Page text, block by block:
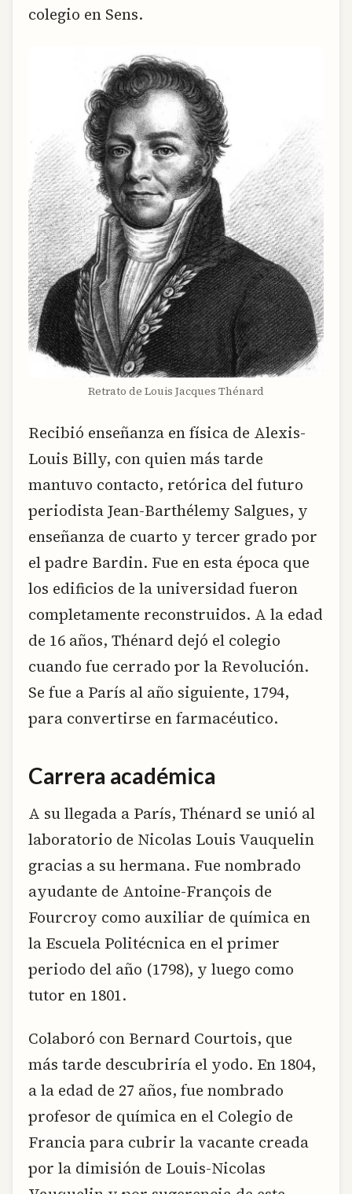
colegio en Sens.
Retrato de Louis Jacques Thénard
Recibió enseñanza en física de Alexis-
Louis Billy, con quien más tarde
mantuvo contacto, retórica del futuro
periodista Jean-Barthélemy Salgues, y
enseñanza de cuarto y tercer grado por
el padre Bardin. Fue en esta época que
los edificios de la universidad fueron
completamente reconstruidos. A la edad
de 16 años, Thénard dejó el colegio
cuando fue cerrado por la Revolución.
Se fue a París al año siguiente, 1794,
para convertirse en farmacéutico.
Carrera académica
A su llegada a París, Thénard se unió al
laboratorio de Nicolas Louis Vauquelin
gracias a su hermana. Fue nombrado
ayudante de Antoine-François de
Fourcroy como auxiliar de química en
la Escuela Politécnica en el primer
periodo del año (1798), y luego como
tutor en 1801.
Colaboró con Bernard Courtois, que
más tarde descubriría el yodo. En 1804,
a la edad de 27 años, fue nombrado
profesor de química en el Colegio de
Francia para cubrir la vacante creada
por la dimisión de Louis-Nicolas